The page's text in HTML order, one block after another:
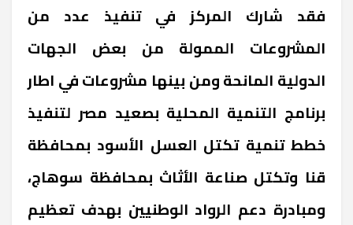
فقد شارك المركز في تنفيذ عدد من
المشروعات الممولة من بعض الجهات
الدولية المانحة ومن بينها مشروعات في اطار
برنامج التنمية المحلية بصعيد مصر لتنفيذ
خطط تنمية تكتل العسل الأسود بمحافظة
قنا وتكتل صناعة الأثاث بمحافظة سوهاج،
ومبادرة دعم الرواد الوطنيين بهدف تعظيم